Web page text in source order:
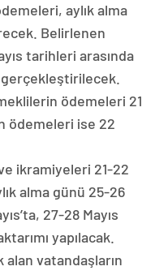
aylık alma
Belirlenen
tarihleri arasında
ödemeleri 21
ödemeleri ise 22
ikramiyeleri 21-22
alma günü 25-26
27-28 Mayıs
yapılacak.
alan vatandaşların